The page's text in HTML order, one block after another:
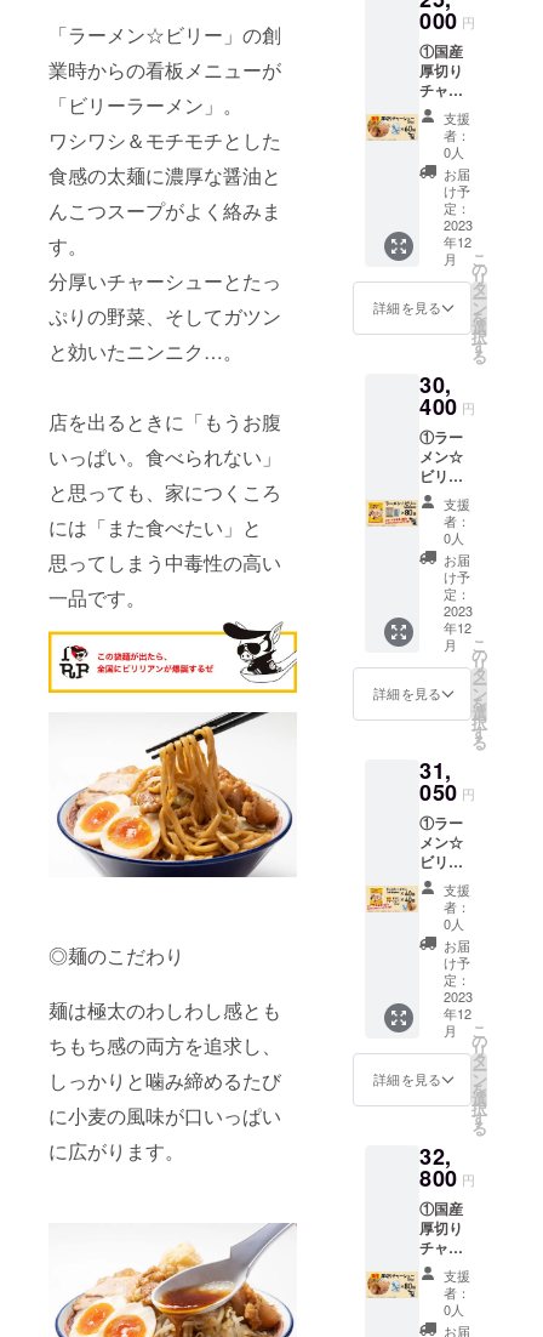
「ラーメン☆ビリー」の創
業時からの看板メニューが
「ビリーラーメン」。
ワシワシ＆モチモチとした
食感の太麺に濃厚な醤油と
んこつスープがよく絡みま
す。
分厚いチャーシューとたっ
ぷりの野菜、そしてガツン
と効いたニンニク…。
店を出るときに「もうお腹
いっぱい。食べられない」
と思っても、家につくころ
には「また食べたい」と
思ってしまう中毒性の高い
一品です。
◎麺のこだわり
麺は極太のわしわし感とも
ちもち感の両方を追求し、
しっかりと噛み締めるたび
に小麦の風味が口いっぱい
に広がります。
造日よ
り180日
保存方
法：直
射日
光、高
温多湿
を避け
て保存
してく
ださ
い。 ※
消費
税、送
料込み
◎リ
ターン
品の発
いて ・
12月下
旬予定
です。
いただ
いた方
への発
送は、
11月上
旬予定
です。
・10月
21日
（土）
から12
月3日
（日）
までに
ご支援
いただ
いた方
への発
12月下
旬予定
です。
③につ
いて ・
ビリー
くんが
X（旧ツ
イッ
ター）
でつぶ
やくの
は、
2023年
12月中
旬以
降〜
2024年
3月末ま
となり
ます。
・ビ
リーく
んが
X（旧ツ
イッ
ター）
つぶや
く支援
者のお
名前に
つい
て、文
字数や
公序良
俗に反
する文
言は、
お願い
する場
合があ
りま
す。 ・
備考欄
にビ
リーく
んに
X（旧ツ
卵・大
豆・鶏
肉・豚
肉を含
む） 内
容量：
155g（
めん：
90g、
スー
プ：
65g）
賞味期
限：製
り180日
保存方
光、高
温多湿
を避け
て保存
してく
ださ
い。 ※
消費
税、送
料込み
◎リ
ターン
品の発
送につ
いて ・
日
（金）
ご支援
いただ
いた方
への発
送は、
11月上
旬予定
です。
・10月
21日
（土）
から12
月3日
（日）
までに
ご支援
いただ
いた方
への発
12月下
旬予定
です。
③につ
いて ・
ビリー
くんが
X（旧ツ
イッ
ター）
合異性
化液
糖、昆
布だ
し、醸
造酢／
調味料
（アミ
ノ酸
等）、
アル
コー
ル、か
んす
ラメル
色素、
素、増
粘多糖
類、
（一部
に小
麦・
卵・大
豆・鶏
肉・豚
肉を含
む） 内
容量：
155g（
めん：
90g、
プ：
65g）
造日よ
り180日
保存方
法：直
射日
光、高
温多湿
を避け
て保存
してく
ださ
い。 ②
につい
て パッ
ケージ
ズ：
W130×
D25mm
（1個）
◎食品
表示 原
材料
名： 豚
バラ肉
（国
産）、
醤油、
肉を含
む） 内
容量：
65g 賞
味期
限：製
造日よ
り180日
保存方
法：直
射日
光、高
温多湿
を避け
て保存
してく
税、送
料込み
◎リ
ターン
品の発
送につ
いて ・
12月下
旬予定
です。
て パッ
ケージ
サイ
ズ：
W140×
H190×
D30mm
（1袋）
◎食品
表示 原
材料
名： め
ん（小
麦粉
（国内
製
塩、小
麦たん
白）、
醤油、
動物油
脂、
ポーク
エキ
ス、鶏
ガラ
スー
プ、チ
キンエ
キス、
食塩、
砂糖混
合異性
し、醸
造酢／
調味料
（アミ
ノ酸
等）、
アル
コー
ル、か
んす
い、カ
ラメル
色素、
クチナ
シ色
粘多糖
類、
麦・
卵・大
豆・鶏
肉・豚
肉を含
む） 内
容量：
155g（
めん：
000 円
①国産
厚切り
チャー
シュー
60個 ②
お礼の
手紙 ①
につい
て パッ
ケージ
サイ
ズ：
W130×
H180×
D25mm
（1個）
表示 原
材料
名： 豚
バラ肉
（国
産）、
醤油、
みりん
風調味
料、に
んに
く、ね
ぎ／調
味料
（アミ
ノ酸
等）、
豆・豚
肉を含
む） 内
容量：
65g 賞
味期
限：製
造日よ
り180日
保存方
法：直
射日
光、高
温多湿
を避け
て保存
してく
税、送
料込み
◎リ
ターン
品の発
送につ
いて ・
12月下
旬予定
です。
支援
者：
0人
お届
け予
定：
2023
年12
月
詳細を見る
こ
の
リ
タ
ー
ン
を
選
択
す
る
30,
400 円
①ラー
メン☆
ビリー
（G系醤
油味）
80袋 ②
お礼の
手紙 ③
ビリー
が支援
者の名
前を
X（旧
Twitter
）でつ
ぶやく
につい
て パッ
ケージ
サイ
ズ：
W140×
H190×
D30mm
（1袋）
◎食品
表示 原
材料
名： め
ん（小
麦粉
（国内
製
塩、小
麦たん
白）、
醤油、
動物油
脂、
ポーク
エキ
ス、鶏
ガラ
支援
者：
0人
お届
け予
定：
2023
年12
月
詳細を見る
こ
の
リ
タ
ー
ン
を
選
択
す
る
31,
050 円
①ラー
メン☆
ビリー
（G系醤
油味）
40袋 ②
国産厚
切り
チャー
シュー
40個 ③
お礼の
手紙 ④
ビリー
が支援
者の名
X（旧
Twitter
）でつ
ぶやく
ぜ！ ①
につい
て パッ
ケージ
サイ
ズ：
支援
者：
0人
お届
け予
定：
2023
年12
月
詳細を見る
こ
の
リ
タ
ー
ン
を
選
択
す
る
32,
800 円
①国産
厚切り
チャー
シュー
80個 ②
お礼の
手紙 ①
支援
者：
0人
お届